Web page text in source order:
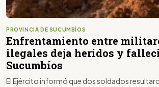
PROVINCIA DE SUCUMBÍOS
Enfrentamiento entre
ilegales deja heridos y
Sucumbíos
El Ejército informó que dos soldados